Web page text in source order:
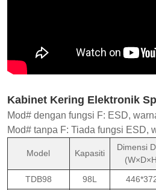
Kabinet Kering Elektronik
Mod# dengan fungsi F: ESD,
Mod# tanpa F: Tiada fungsi ESD,
Model Kapasiti
Dimensi
TDB98 98L